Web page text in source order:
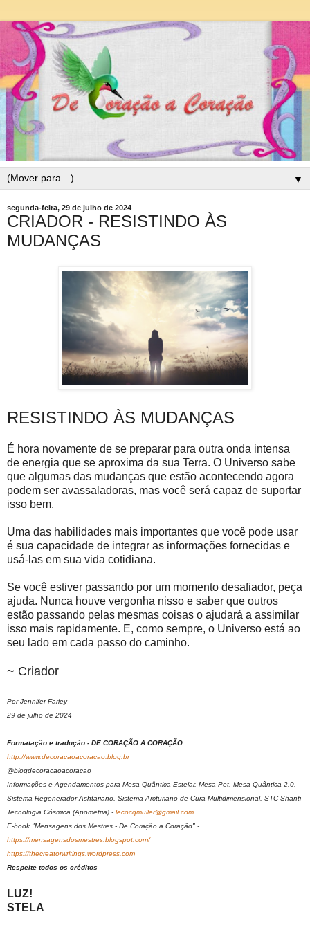
▼
segunda-feira, 29 de julho de 2024
CRIADOR - RESISTINDO ÀS
MUDANÇAS
RESISTINDO ÀS MUDANÇAS
É hora novamente de se preparar para outra onda intensa
de energia que se aproxima da sua Terra. O Universo sabe
que algumas das mudanças que estão acontecendo agora
podem ser avassaladoras, mas você será capaz de suportar
isso bem.
Uma das habilidades mais importantes que você pode usar
é sua capacidade de integrar as informações fornecidas e
usá-las em sua vida cotidiana.
Se você estiver passando por um momento desafiador, peça
ajuda. Nunca houve vergonha nisso e saber que outros
estão passando pelas mesmas coisas o ajudará a assimilar
isso mais rapidamente. E, como sempre, o Universo está ao
seu lado em cada passo do caminho.
~ Criador
Por Jennifer Farley
29 de julho de 2024
Formatação e tradução - DE CORAÇÃO A CORAÇÃO
http://www.decoracaoacoracao.blog.br
@blogdecoracaoacoracao
Informações e Agendamentos para Mesa Quântica Estelar, Mesa Pet, Mesa Quântica 2.0,
Sistema Regenerador Ashtariano, Sistema Arcturiano de Cura Multidimensional, STC Shanti
Tecnologia Cósmica (Apometria) - lecocqmuller@gmail.com
E-book "Mensagens dos Mestres - De Coração a Coração" -
https://mensagensdosmestres.blogspot.com/
https://thecreatorwritings.wordpress.com
Respeite todos os créditos
LUZ!
STELA